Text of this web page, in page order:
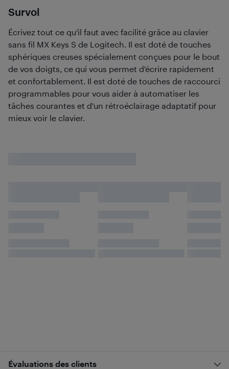
Survol
Écrivez tout ce qu'il faut avec facilité grâce au clavier
sans fil MX Keys S de Logitech. Il est doté de touches
sphériques creuses spécialement conçues pour le bout
de vos doigts, ce qui vous permet d'écrire rapidement
et confortablement. Il est doté de touches de raccourci
programmables pour vous aider à automatiser les
tâches courantes et d'un rétroéclairage adaptatif pour
mieux voir le clavier.
Évaluations des clients